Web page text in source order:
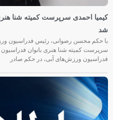
کیمیا احمدی سرپرست کمیته شنا
شد
با حکم محسن رضوانی، رئیس فدراسیون
سرپرست کمیته شنا هنری بانوان
فدراسیون ورزش‌های آبی، در حکم صادر